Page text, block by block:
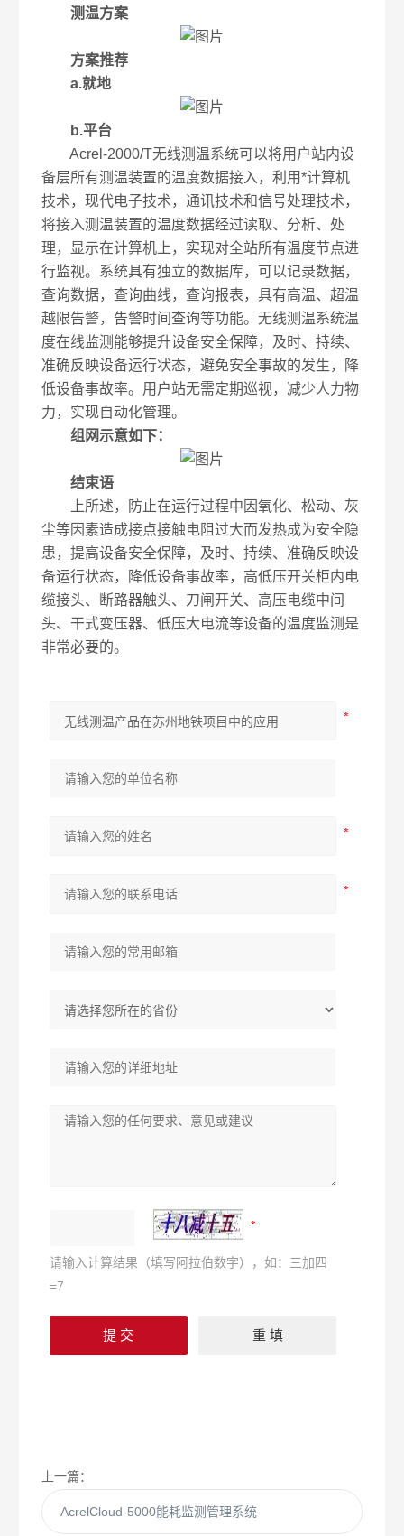
测温方案
方案推荐
a.就地
b.平台
Acrel-2000/T无线测温系统可以将用户站内设
备层所有测温装置的温度数据接入，利用*计算机
技术，现代电子技术，通讯技术和信号处理技术，
将接入测温装置的温度数据经过读取、分析、处
理，显示在计算机上，实现对全站所有温度节点进
行监视。系统具有独立的数据库，可以记录数据，
查询数据，查询曲线，查询报表，具有高温、超温
越限告警，告警时间查询等功能。无线测温系统温
度在线监测能够提升设备安全保障，及时、持续、
准确反映设备运行状态，避免安全事故的发生，降
低设备事故率。用户站无需定期巡视，减少人力物
力，实现自动化管理。
组网示意如下：
结束语
上所述，防止在运行过程中因氧化、松动、灰
尘等因素造成接点接触电阻过大而发热成为安全隐
患，提高设备安全保障，及时、持续、准确反映设
备运行状态，降低设备事故率，高低压开关柜内电
缆接头、断路器触头、刀闸开关、高压电缆中间
头、干式变压器、低压大电流等设备的温度监测是
非常必要的。
请输入计算结果（填写阿拉伯数字），如：三加四
=7
上一篇：
AcrelCloud-5000能耗监测管理系统